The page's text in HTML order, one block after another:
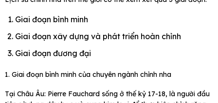
Giai đoạn bình minh
Giai đoạn xây dựng và phát triển hoàn chỉnh
Giai đoạn đương đại
1. Giai đoạn bình minh của chuyên ngành chỉnh nha
Tại Châu Âu: Pierre Fauchard sống ở thế kỷ 17-18, là người đầu